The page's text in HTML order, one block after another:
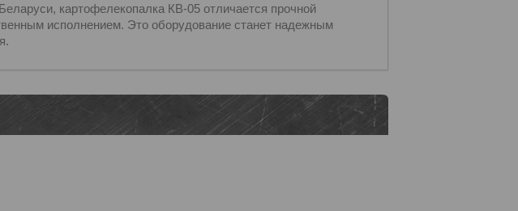
картофелекопалка КВ-05 отличается прочной
исполнением. Это оборудование станет надежным